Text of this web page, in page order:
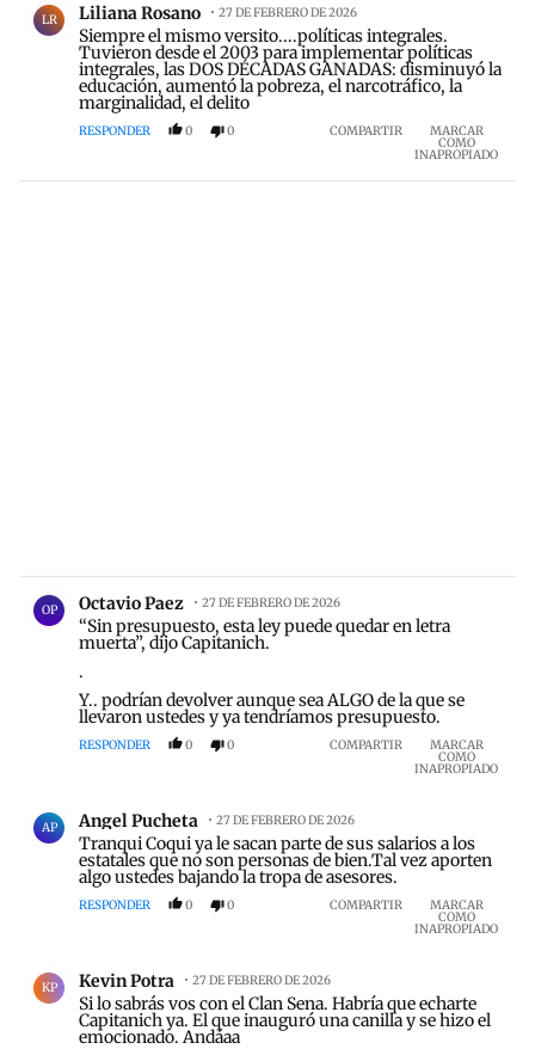
LR Liliana Rosano 27 DE FEBRERO DE 2026
Siempre el mismo versito....políticas integrales.
Tuvieron desde el 2003 para implementar políticas
integrales, las DOS DÉCADAS GANADAS: disminuyó la
educación, aumentó la pobreza, el narcotráfico, la
marginalidad, el delito
RESPONDER 0 0 COMPARTIR MARCAR
COMO
INAPROPIADO
Comentario de Octavio Paez.
OP Octavio Paez 27 DE FEBRERO DE 2026
“Sin presupuesto, esta ley puede quedar en letra
muerta”, dijo Capitanich.
.
Y.. podrían devolver aunque sea ALGO de la que se
llevaron ustedes y ya tendríamos presupuesto.
RESPONDER 0 0 COMPARTIR MARCAR
COMO
INAPROPIADO
AP Angel Pucheta 27 DE FEBRERO DE 2026
Tranqui Coqui ya le sacan parte de sus salarios a los
estatales que no son personas de bien.Tal vez aporten
algo ustedes bajando la tropa de asesores.
RESPONDER 0 0 COMPARTIR MARCAR
COMO
INAPROPIADO
KP Kevin Potra 27 DE FEBRERO DE 2026
Si lo sabrás vos con el Clan Sena. Habría que echarte
Capitanich ya. El que inauguró una canilla y se hizo el
emocionado. Andáaa